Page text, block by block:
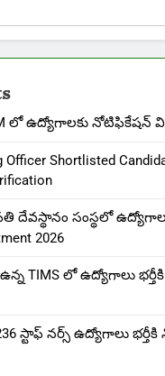
లో ఉద్యోగాలకు నోటిఫికేషన్
Officer Shortlisted
దేవస్థానం సంస్థలో ఉద్యోగాలు
2026
TIMS లో ఉద్యోగాలు
స్టాఫ్ నర్స్ ఉద్యోగాలు